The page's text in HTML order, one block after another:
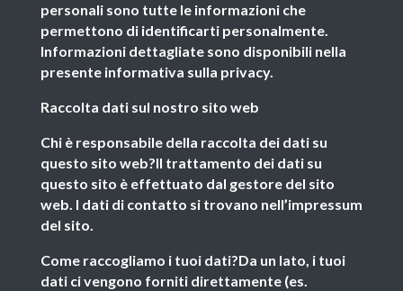
personali sono tutte le informazioni che
permettono di identificarti personalmente.
Informazioni dettagliate sono disponibili nella
presente informativa sulla privacy.
Raccolta dati sul nostro sito web
Chi è responsabile della raccolta dei dati su
questo sito web?Il trattamento dei dati su
questo sito è effettuato dal gestore del sito
web. I dati di contatto si trovano nell’impressum
del sito.
Come raccogliamo i tuoi dati?Da un lato, i tuoi
dati ci vengono forniti direttamente (es.